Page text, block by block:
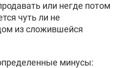
или негде потом
чуть ли не
из сложившейся
минусы: